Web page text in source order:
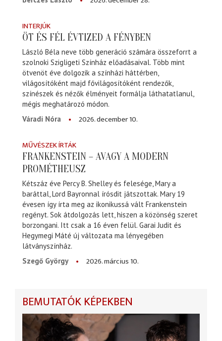
INTERJÚK
ÖT ÉS FÉL ÉVTIZED A FÉNYBEN
László Béla neve több generáció számára összeforrt a
szolnoki Szigligeti Színház előadásaival. Több mint
ötvenöt éve dolgozik a színházi háttérben,
világosítóként majd fővilágosítóként rendezők,
színészek és nézők élményeit formálja láthatatlanul,
mégis meghatározó módon.
Váradi Nóra
2026. december 10.
MŰVÉSZEK ÍRTÁK
FRANKENSTEIN – AVAGY A MODERN
PROMÉTHEUSZ
Kétszáz éve Percy B. Shelley és felesége, Mary a
baráttal, Lord Bayronnal írósdit játszottak. Mary 19
évesen így írta meg az ikonikussá vált Frankenstein
regényt. Sok átdolgozás lett, hiszen a közönség szeret
borzongani. Itt csak a 16 éven felül. Garai Judit és
Hegymegi Máté új változata ma lényegében
látványszínház.
Szegő György
2026. március 10.
BEMUTATÓK KÉPEKBEN